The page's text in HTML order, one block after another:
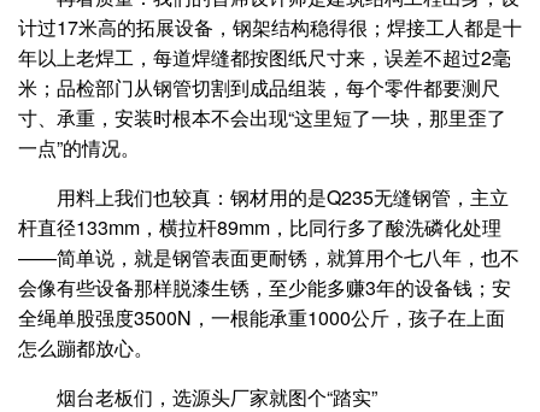
计过17米高的拓展设备，钢架结构稳得很；焊接工人都是十
年以上老焊工，每道焊缝都按图纸尺寸来，误差不超过2毫
米；品检部门从钢管切割到成品组装，每个零件都要测尺
寸、承重，安装时根本不会出现“这里短了一块，那里歪了
一点”的情况。
用料上我们也较真：钢材用的是Q235无缝钢管，主立
杆直径133mm，横拉杆89mm，比同行多了酸洗磷化处理
——简单说，就是钢管表面更耐锈，就算用个七八年，也不
会像有些设备那样脱漆生锈，至少能多赚3年的设备钱；安
全绳单股强度3500N，一根能承重1000公斤，孩子在上面
怎么蹦都放心。
烟台老板们，选源头厂家就图个“踏实”